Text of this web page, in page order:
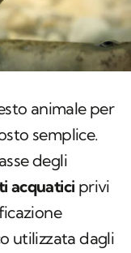
animale per
semplice.
degli
acquatici privi
utilizzata dagli